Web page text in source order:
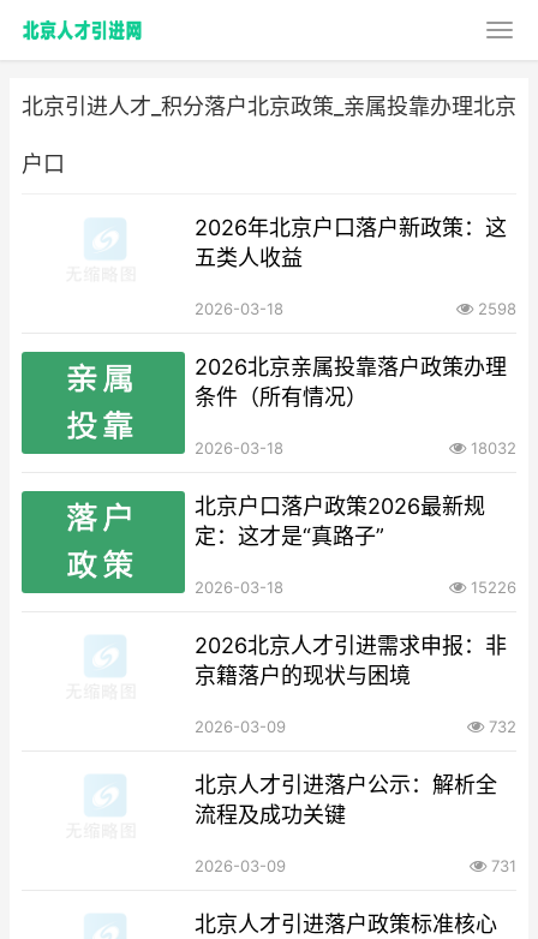
北京引进人才_积分落户北京政策_亲属投靠办理北京
户口
2026年北京户口落户新政策：这
五类人收益
2026-03-18 2598
2026北京亲属投靠落户政策办理
条件（所有情况）
2026-03-18 18032
北京户口落户政策2026最新规
定：这才是“真路子”
2026-03-18 15226
2026北京人才引进需求申报：非
京籍落户的现状与困境
2026-03-09 732
北京人才引进落户公示：解析全
流程及成功关键
2026-03-09 731
北京人才引进落户政策标准核心